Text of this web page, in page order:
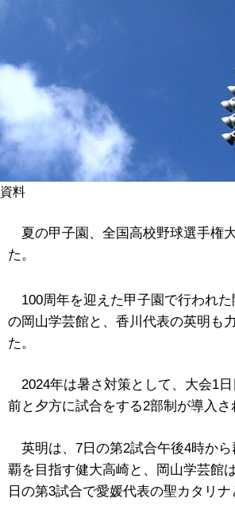
資料
夏の甲子園、全国高校野球選手権
た。
100周年を迎えた甲子園で行われた
の岡山学芸館と、香川代表の英明も
た。
2024年は暑さ対策として、大会1
前と夕方に試合をする2部制が導入さ
英明は、7日の第2試合午後4時から
覇を目指す健大高崎と、岡山学芸館
日の第3試合で愛媛代表の聖カタリナ